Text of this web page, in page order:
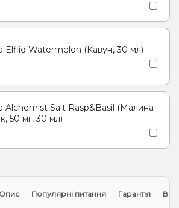
Elfliq Watermelon (Кавун, 30 мл)
Alchemist Salt Rasp&Basil (Малина
50 мг, 30 мл)
Опис Популярні питання Гарантія